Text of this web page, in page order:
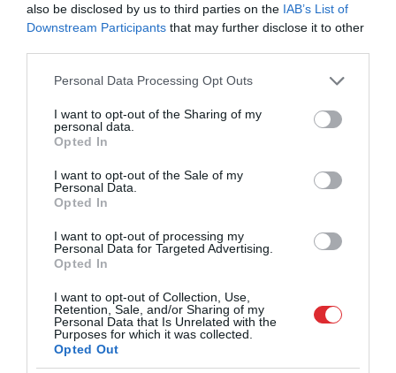
also be disclosed by us to third parties on the IAB’s List of
Downstream Participants that may further disclose it to other
Please note that this website/app uses one or more Google
not limited to your visit or usage behaviour. You may click to
grant or deny consent to Google and its third-party tags to
use your data for below specified purposes in below Google
consent section.
Personal Data Processing Opt Outs
I want to opt-out of the Sharing of my
personal data.
Opted In
I want to opt-out of the Sale of my
Personal Data.
Opted In
I want to opt-out of processing my
Personal Data for Targeted Advertising.
Opted In
I want to opt-out of Collection, Use,
Retention, Sale, and/or Sharing of my
Personal Data that Is Unrelated with the
Purposes for which it was collected.
Opted Out
Latvijas futbola izlases treneris Paolo
vēstījumu platformā “Instagram”
pauž sašutumu par novēroto izlases